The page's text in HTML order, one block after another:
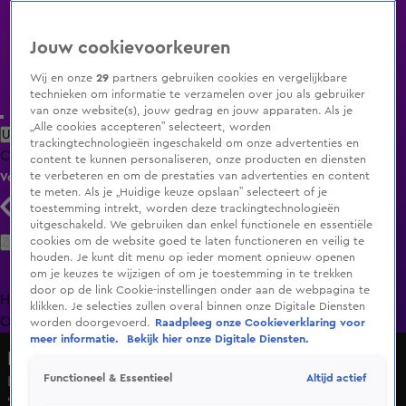
Uitzending Gemist Populaire programma's Zenders Genres
ClipsFilmsRadioSmart TV inlogShop
Volg KIJK
Zoeken
HomeUitzending Gemist Programma's De Bondgenoten
OranjezomerLivestreamsShop
Lale Gül over mogelijke sancties van kabinet tegen Israël:
Jouw cookievoorkeuren
Wij en onze29 partners gebruiken cookies en vergelijkbare
technieken om informatie te verzamelen over jou als gebruiker
van onze website(s), jouw gedrag en jouw apparaten. Als je
„Alle cookies accepteren” selecteert, worden
trackingtechnologieën ingeschakeld om onze advertenties en
content te kunnen personaliseren, onze producten en diensten
te verbeteren en om de prestaties van advertenties en content
te meten. Als je „Huidige keuze opslaan” selecteert of je
toestemming intrekt, worden deze trackingtechnologieën
uitgeschakeld. We gebruiken dan enkel functionele en essentiële
cookies om de website goed te laten functioneren en veilig te
houden. Je kunt dit menu op ieder moment opnieuw openen
om je keuzes te wijzigen of om je toestemming in te trekken
door op de link Cookie-instellingen onder aan de webpagina te
klikken. Je selecties zullen overal binnen onze Digitale Diensten
worden doorgevoerd.
Raadpleeg onze Cookieverklaring voor
meer informatie.
Bekijk hier onze Digitale Diensten.
Functioneel & Essentieel Altijd actief